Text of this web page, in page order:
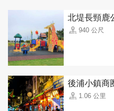
北堤長頸鹿
940 公尺
後浦小鎮商
1.06 公里